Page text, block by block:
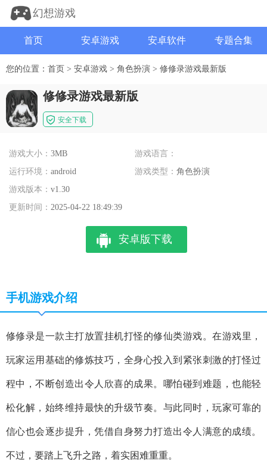
幻想游戏
首页 安卓游戏 安卓软件 专题合集
您的位置： 首页 > 安卓游戏 > 角色扮演 > 修修录游戏最新版
修修录游戏最新版
安全下载
游戏大小： 3MB
游戏语言：
运行环境： android 游戏类型：角色扮演
游戏版本： v1.30
更新时间： 2025-04-22 18:49:39
安卓版下载
手机游戏介绍
修修录是一款主打放置挂机打怪的修仙类游戏。在游戏里，
玩家运用基础的修炼技巧，全身心投入到紧张刺激的打怪过
程中，不断创造出令人欣喜的成果。哪怕碰到难题，也能轻
松化解，始终维持最快的升级节奏。与此同时，玩家可靠的
信心也会逐步提升，凭借自身努力打造出令人满意的成绩。
不过，要踏上飞升之路，着实困难重重。